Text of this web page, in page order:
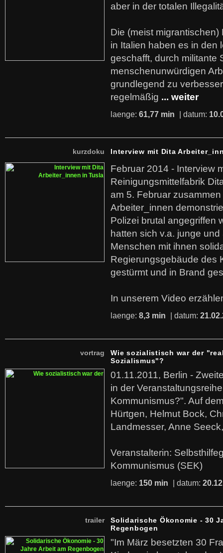
aber in der totalen
Die (meist
in Italien haben es in den
geschafft, durch militante
menschenunwürdigen
grundlegend zu
regelmäßig ... weiter
laenge: 61,77 min | datum:
kurzdoku Interview mit Dita
Februar 2014 - Interview
Reinigungsmittelfabrik
am 5. Februar
Arbeiter_innen
Polizei brutal angegriffen
hatten sich v.a. junge
Menschen mit ihnen
Regierungsgebäude des
gestürmt und in Brand
In unserem Video
laenge: 8,3 min | datum:
vortrag
Wie sozialistisch war der
Sozialismus"?
01.11.2011, Berlin -
in der
Kommunismus?". Auf
Hürtgen, Helmut Bock,
Landmesser, Anne
Veranstalterin:
Kommunismus (SEK)
laenge: 150 min | datum:
trailer
Solidarische Ökonomie - 30
Regenbogen
"Im März besetzten 30